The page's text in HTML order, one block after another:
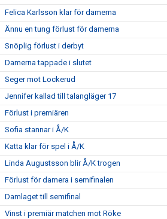
Felica Karlsson klar för damerna
Ännu en tung förlust för damerna
Snöplig förlust i derbyt
Damerna tappade i slutet
Seger mot Lockerud
Jennifer kallad till talangläger 17
Förlust i premiären
Sofia stannar i Å/K
Katta klar för spel i Å/K
Linda Augustsson blir Å/K trogen
Förlust för damera i semifinalen
Damlaget till semifinal
Vinst i premiär matchen mot Röke